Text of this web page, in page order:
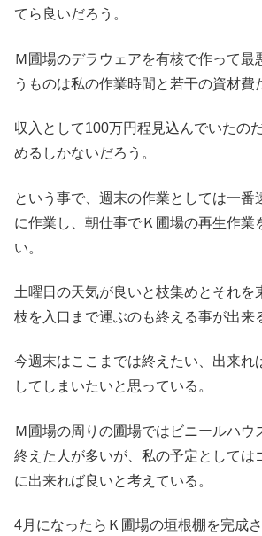
てら良いだろう。
Ｍ圃場のデラウェアを有核で作って最
うものは私の作業時間と若干の資材費
収入として100万円程見込んでいたの
めるしかないだろう。
という事で、週末の作業としては一番
に作業し、朝仕事でＫ圃場の再生作業
い。
土曜日の天気が良いと枝集めとそれを
枝を入口まで運ぶのも終える事が出来
今週末はここまでは終えたい、出来れ
してしまいたいと思っている。
Ｍ圃場の周りの圃場ではビニールハウ
終えた人が多いが、私の予定としては
に出来れば良いと考えている。
4月になったらＫ圃場の垣根棚を完成